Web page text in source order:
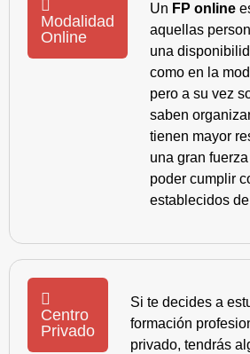
Modalidad
Online
Un FP online
aquellas
una
como en la
pero a su vez
saben
tienen mayor
una gran
poder cumplir
establecidos
Centro
Privado
Si te decides a
formación
privado, tendrás